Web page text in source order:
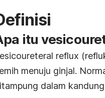
itu
reflux
menuju ginjal.
dalam